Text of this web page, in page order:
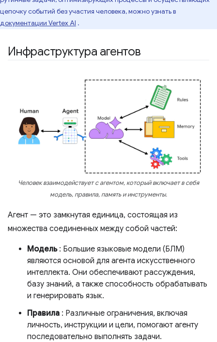
цепочку событий без участия человека, можно узнать в
документации Vertex AI .
Инфраструктура агентов
Человек взаимодействует с агентом, который включает в себя
модель, правила, память и инструменты.
Агент — это замкнутая единица, состоящая из
множества соединенных между собой частей:
Модель: Большие языковые модели (БЛМ)
являются основой для агента искусственного
интеллекта. Они обеспечивают рассуждения,
базу знаний, а также способность обрабатывать
и генерировать язык.
Правила : Различные ограничения, включая
личность, инструкции и цели, помогают агенту
последовательно выполнять задачи.